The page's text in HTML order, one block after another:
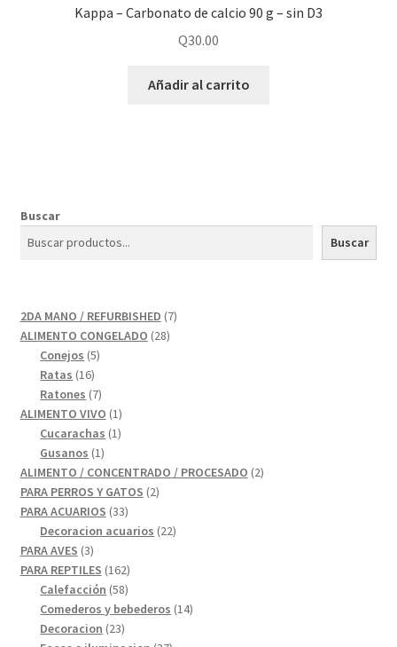
Kappa – Carbonato de calcio 90 g – sin D3
Q30.00
Añadir al carrito
Buscar
Buscar
2DA MANO / REFURBISHED 77
ALIMENTO CONGELADO 2828
Conejos 55
Ratas 1616
productos
Ratones 77
productos
ALIMENTO VIVO 11
producto
Cucarachas 11
Gusanos 11
producto
ALIMENTO / CONCENTRADO / PROCESADO 22
PARA PERROS Y GATOS 22
PARA ACUARIOS 3333
productos
Decoracion acuarios 2222
PARA AVES 33
productos
PARA REPTILES 162162
productos
Calefacción 5858
productos
Comederos y bebederos 1414
Decoracion 2323